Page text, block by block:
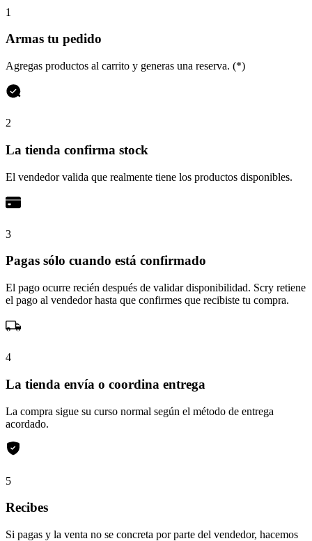
1
Armas tu pedido
Agregas productos al carrito y generas una reserva. (*)
2
La tienda confirma stock
El vendedor valida que realmente tiene los productos disponibles.
3
Pagas sólo cuando está confirmado
El pago ocurre recién después de validar disponibilidad. Scry retiene
el pago al vendedor hasta que confirmes que recibiste tu compra.
4
La tienda envía o coordina entrega
La compra sigue su curso normal según el método de entrega
acordado.
5
Recibes
Si pagas y la venta no se concreta por parte del vendedor, hacemos